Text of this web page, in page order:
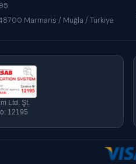
48700 Marmaris / Muğla / Türkiye
Ltd. Şt.
12195